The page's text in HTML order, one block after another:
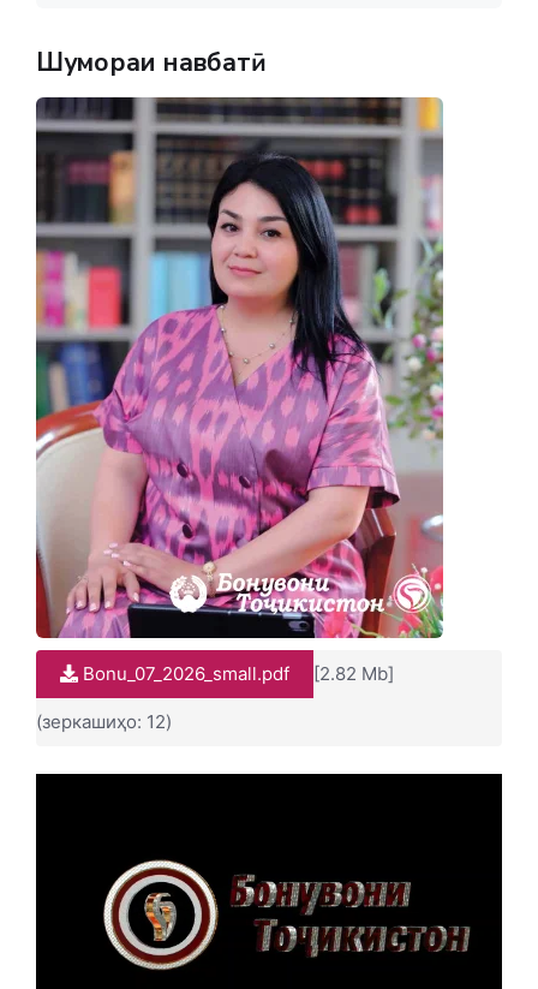
Шумораи навбатӣ
Bonu_07_2026_small.pdf [2.82 Mb]
(зеркашиҳо: 12)